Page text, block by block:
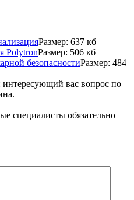
Размер: 637 кб
PolytronРазмер: 506 кб
безопасностиРазмер: 484
вас вопрос по
специалисты обязательно